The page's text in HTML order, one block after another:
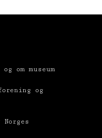
om museum
og